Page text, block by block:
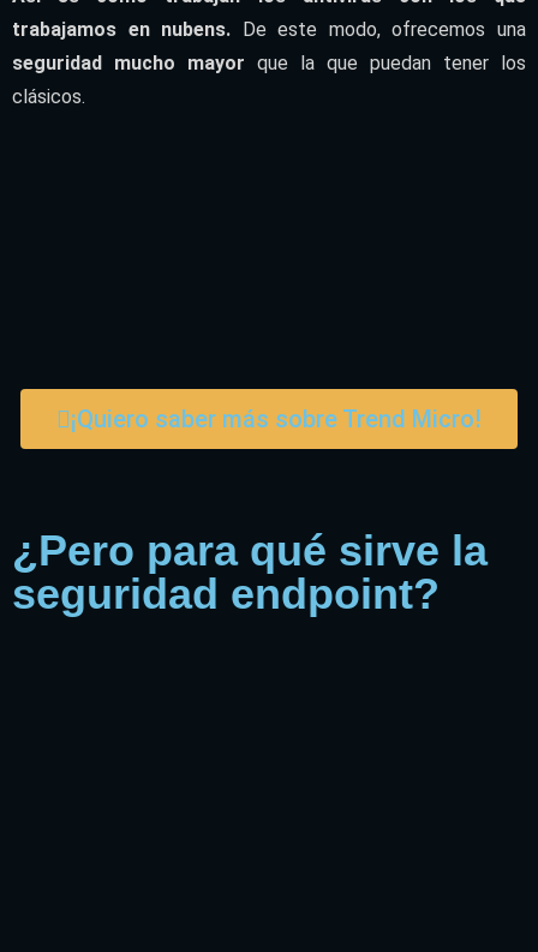
trabajamos en nubens. De este modo, ofrecemos una
seguridad mucho mayor que la que puedan tener los
clásicos.
¡Quiero saber más sobre Trend Micro!
¿Pero para qué sirve la
seguridad endpoint?